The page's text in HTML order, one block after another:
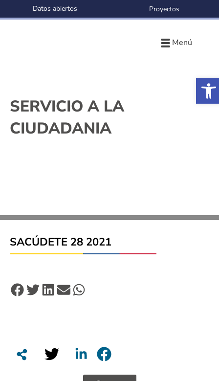
Menú
Datos abiertos Proyectos
SERVICIO A LA
CIUDADANIA
SACÚDETE 28 2021